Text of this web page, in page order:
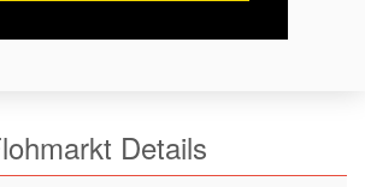
Details